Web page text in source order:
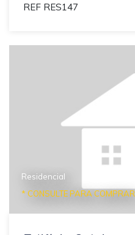
REF RES147
Residencial
* CONSULTE PARA COMPRAR